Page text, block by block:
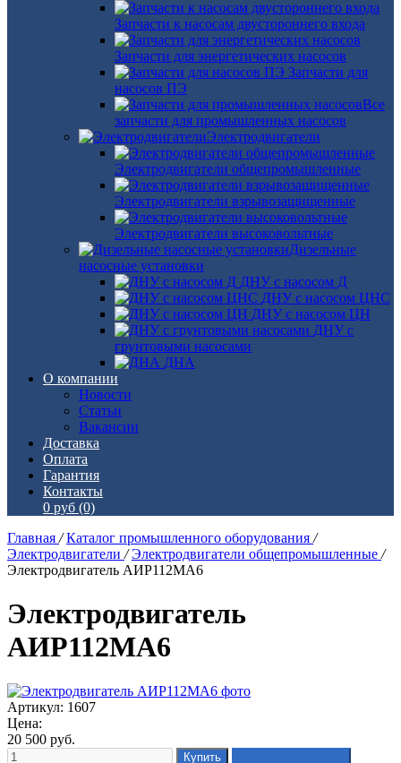
Запчасти к насосам двустороннего входа
Запчасти для энергетических насосов
Запчасти для
насосов ПЭ
Все
запчасти для промышленных насосов
Электродвигатели
Электродвигатели общепромышленные
Электродвигатели взрывозащищенные
Электродвигатели высоковольтные
Дизельные
насосные установки
ДНУ с насосом Д
ДНУ с насосом ЦНС
ДНУ с насосом ЦН
ДНУ с
грунтовыми насосами
ДНА
О компании
Новости
Статьи
Вакансии
Доставка
Оплата
Гарантия
Контакты
0 руб (0)
Главная / Каталог промышленного оборудования /
Электродвигатели / Электродвигатели общепромышленные /
Электродвигатель АИР112МА6
Электродвигатель
АИР112МА6
Артикул: 1607
Цена:
20 500 руб.